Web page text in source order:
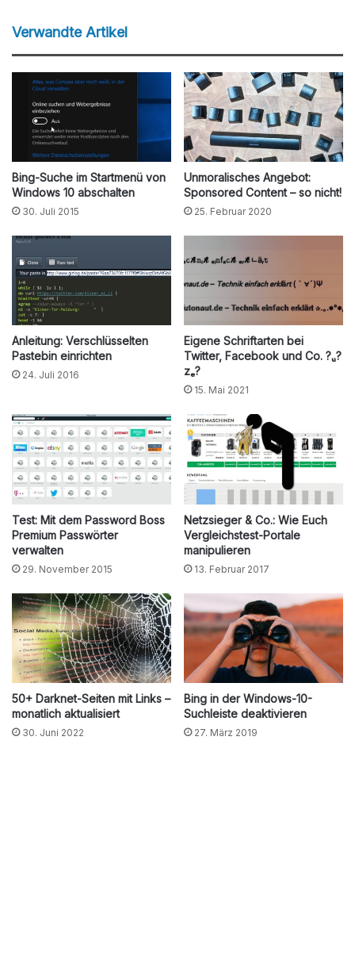
Verwandte Artikel
Bing-Suche im Startmenü von
Windows 10 abschalten
30. Juli 2015
Unmoralisches Angebot:
Sponsored Content – so nicht!
25. Februar 2020
Anleitung: Verschlüsselten
Pastebin einrichten
24. Juli 2016
Eigene Schriftarten bei
Twitter, Facebook und Co. ?ᵤ?
zₑ?
15. Mai 2021
Test: Mit dem Password Boss
Premium Passwörter
verwalten
29. November 2015
Netzsieger & Co.: Wie Euch
Vergleichstest-Portale
manipulieren
13. Februar 2017
50+ Darknet-Seiten mit Links –
monatlich aktualisiert
30. Juni 2022
Bing in der Windows-10-
Suchleiste deaktivieren
27. März 2019